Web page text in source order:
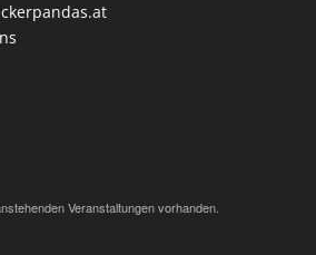
Veranstaltungen vorhanden.